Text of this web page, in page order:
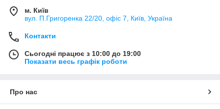
м. Київ
вул. П.Григоренка 22/20, офіс 7, Київ, Україна
Контакти
Сьогодні працює з 10:00 до 19:00
Показати весь графік роботи
Про нас